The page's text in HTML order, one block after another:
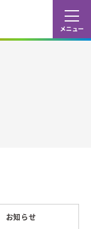
カ
シ
お知らせ